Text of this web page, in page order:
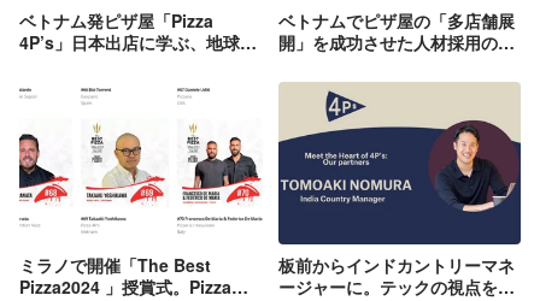
ベトナム発ピザ屋「Pizza
4P’s」日本出店に学ぶ、地球と
ベトナムでピザ屋の「多店舗展
開」を成功させた人材採用のポ
ミラノで開催「The Best
Pizza2024 」授賞式。Pizza
板前からインドカントリーマネ
ージャーに。テックの視点を武